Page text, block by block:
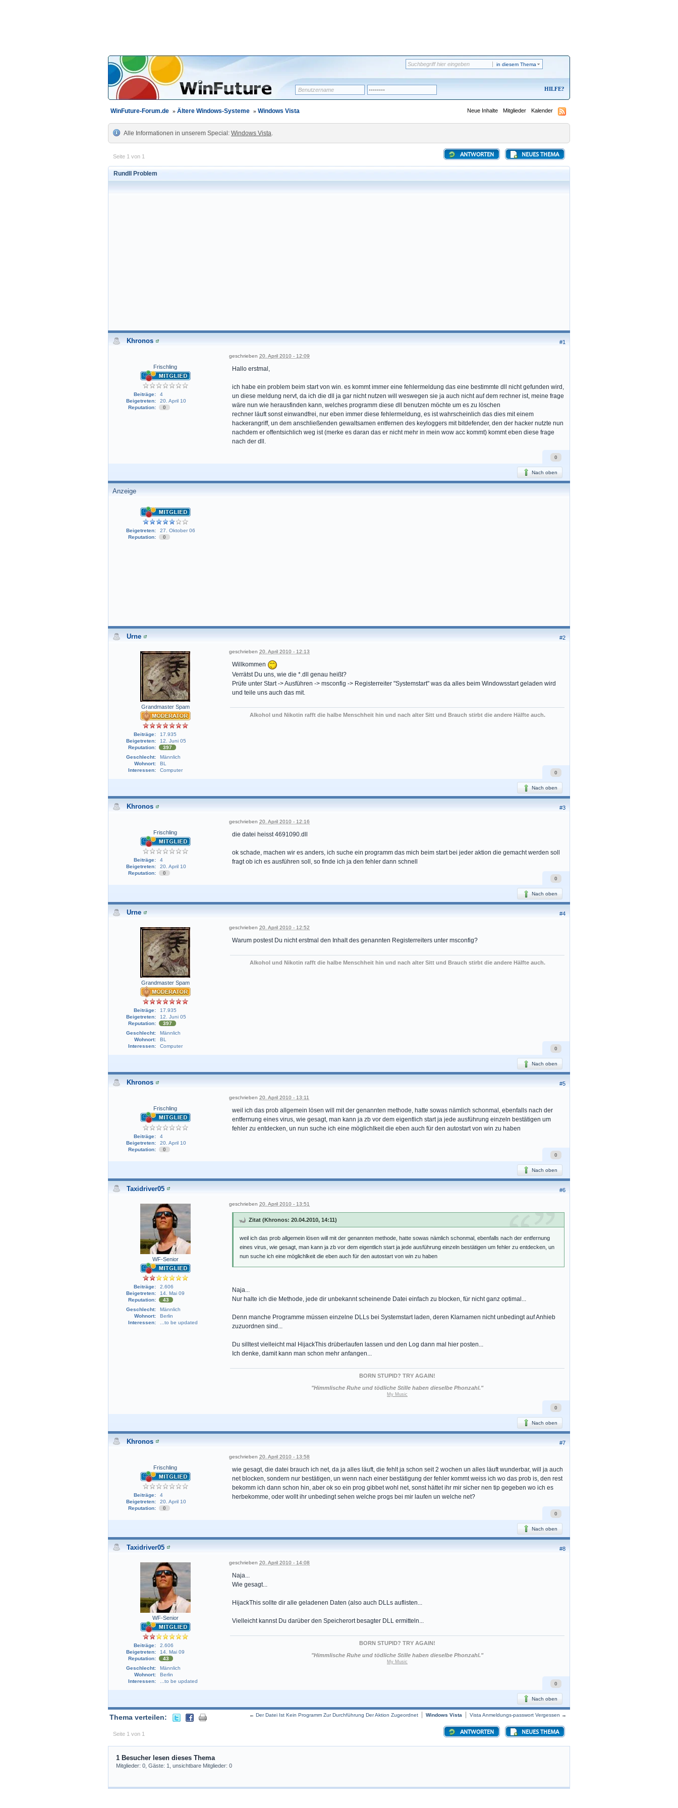
in diesem Thema
HILFE
WinFuture-Forum.de » Ältere Windows-Systeme » Windows Vista Neue Inhalte Mitglieder Kalender
Alle Informationen in unserem Special: Windows Vista.
Seite 1 von 1 NEUES THEMA
ANTWORTEN
Rundll Problem
#1
Khronos
Frischling
Beiträge:
4
Beigetreten:
20. April 10
Reputation:
0
geschrieben 20. April 2010 - 12:09
Hallo erstmal,
ich habe ein problem beim start von win. es kommt immer eine fehlermeldung das eine bestimmte dll nicht gefunden wird,
un diese meldung nervt, da ich die dll ja gar nicht nutzen will weswegen sie ja auch nicht auf dem rechner ist, meine frage
wäre nun wie herausfinden kann, welches programm diese dll benutzen möchte um es zu löschen
rechner läuft sonst einwandfrei, nur eben immer diese fehlermeldung, es ist wahrscheinlich das dies mit einem
hackerangriff, un dem anschließenden gewaltsamen entfernen des keyloggers mit bitdefender, den der hacker nutzte nun
nachdem er offentsichlich weg ist (merke es daran das er nicht mehr in mein wow acc kommt) kommt eben diese frage
nach der dll.
0
Nach oben
Anzeige
Beigetreten:
27. Oktober 06
Reputation:
0
#2
Urne
Grandmaster Spam
Beiträge:
17.935
Beigetreten:
12. Juni 05
Reputation:
397
Geschlecht:
Männlich
Wohnort:
BL
Interessen:
Computer
geschrieben 20. April 2010 - 12:13
Willkommen
Verrätst Du uns, wie die *.dll genau heißt?
Prüfe unter Start -> Ausführen -> msconfig -> Registerreiter "Systemstart" was da alles beim Windowsstart geladen wird
und teile uns auch das mit.
Alkohol und Nikotin rafft die halbe Menschheit hin und nach alter Sitt und Brauch stirbt die andere Hälfte auch.
0
Nach oben
#3
Khronos
Frischling
Beiträge:
4
Beigetreten:
20. April 10
Reputation:
0
geschrieben 20. April 2010 - 12:16
die datei heisst 4691090.dll
ok schade, machen wir es anders, ich suche ein programm das mich beim start bei jeder aktion die gemacht werden soll
fragt ob ich es ausführen soll, so finde ich ja den fehler dann schnell
0
Nach oben
#4
Urne
Grandmaster Spam
Beiträge:
17.935
Beigetreten:
12. Juni 05
Reputation:
397
Geschlecht:
Männlich
Wohnort:
BL
Interessen:
Computer
geschrieben 20. April 2010 - 12:52
Warum postest Du nicht erstmal den Inhalt des genannten Registerreiters unter msconfig?
Alkohol und Nikotin rafft die halbe Menschheit hin und nach alter Sitt und Brauch stirbt die andere Hälfte auch.
0
Nach oben
#5
Khronos
Frischling
Beiträge:
4
Beigetreten:
20. April 10
Reputation:
0
geschrieben 20. April 2010 - 13:11
weil ich das prob allgemein lösen will mit der genannten methode, hatte sowas nämlich schonmal, ebenfalls nach der
entfernung eines virus, wie gesagt, man kann ja zb vor dem eigentlich start ja jede ausführung einzeln bestätigen um
fehler zu entdecken, un nun suche ich eine möglichlkeit die eben auch für den autostart von win zu haben
0
Nach oben
#6
Taxidriver05
WF-Senior
Beiträge:
2.606
Beigetreten:
14. Mai 09
Reputation:
43
Geschlecht:
Männlich
Wohnort:
Berlin
Interessen:
...to be updated
geschrieben 20. April 2010 - 13:51
Zitat (Khronos: 20.04.2010, 14:11)
weil ich das prob allgemein lösen will mit der genannten methode, hatte sowas nämlich schonmal, ebenfalls nach der entfernung
eines virus, wie gesagt, man kann ja zb vor dem eigentlich start ja jede ausführung einzeln bestätigen um fehler zu entdecken, un
nun suche ich eine möglichlkeit die eben auch für den autostart von win zu haben
Naja...
Nur halte ich die Methode, jede dir unbekannt scheinende Datei einfach zu blocken, für nicht ganz optimal...
Denn manche Programme müssen einzelne DLLs bei Systemstart laden, deren Klarnamen nicht unbedingt auf Anhieb
zuzuordnen sind...
Du silltest vielleicht mal HijackThis drüberlaufen lassen und den Log dann mal hier posten...
Ich denke, damit kann man schon mehr anfangen...
BORN STUPID? TRY AGAIN!
"Himmlische Ruhe und tödliche Stille haben dieselbe Phonzahl."
My Music
0
Nach oben
#7
Khronos
Frischling
Beiträge:
4
Beigetreten:
20. April 10
Reputation:
0
geschrieben 20. April 2010 - 13:58
wie gesagt, die datei brauch ich net, da ja alles läuft, die fehlt ja schon seit 2 wochen un alles läuft wunderbar, will ja auch
net blocken, sondern nur bestätigen, un wenn nach einer bestätigung der fehler kommt weiss ich wo das prob is, den rest
bekomm ich dann schon hin, aber ok so ein prog gibbet wohl net, sonst hättet ihr mir sicher nen tip gegeben wo ich es
herbekomme, oder wollt ihr unbedingt sehen welche progs bei mir laufen un welche net?
0
Nach oben
#8
Taxidriver05
WF-Senior
Beiträge:
2.606
Beigetreten:
14. Mai 09
Reputation:
43
Geschlecht:
Männlich
Wohnort:
Berlin
Interessen:
...to be updated
geschrieben 20. April 2010 - 14:08
Naja...
Wie gesagt...
HijackThis sollte dir alle geladenen Daten (also auch DLLs auflisten...
Vielleicht kannst Du darüber den Speicherort besagter DLL ermitteln...
BORN STUPID? TRY AGAIN!
"Himmlische Ruhe und tödliche Stille haben dieselbe Phonzahl."
My Music
0
Nach oben
← Der Datei Ist Kein Programm Zur Durchführung Der Aktion Zugeordnet Windows Vista Vista Anmeldungs-passwort Vergessen →
Thema verteilen:
Seite 1 von 1 NEUES THEMA
ANTWORTEN
1 Besucher lesen dieses Thema
Mitglieder: 0, Gäste: 1, unsichtbare Mitglieder: 0